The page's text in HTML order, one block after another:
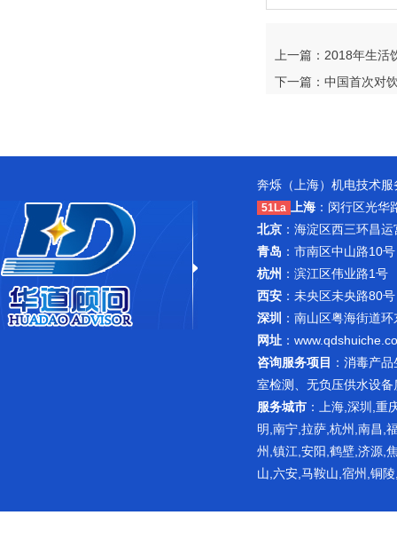
上一篇：2018年生活
下一篇：中国首次对
奔烁（上海）机电技术
51La 上海 ：闵行区光
北京 ：海淀区西三环
青岛 ：市南区中山
杭州 ：滨江区伟业
西安 ：未央区未央
深圳
：南山区粤海街道
网址 ：
咨询服务项目 ： 消毒产品
室检测 、无负压供水设
服务城市 ：上海,深圳,重
明,南宁,拉萨,杭州,南昌,
州,镇江,安阳,鹤壁,济源,
山,六安,马鞍山,宿州,铜